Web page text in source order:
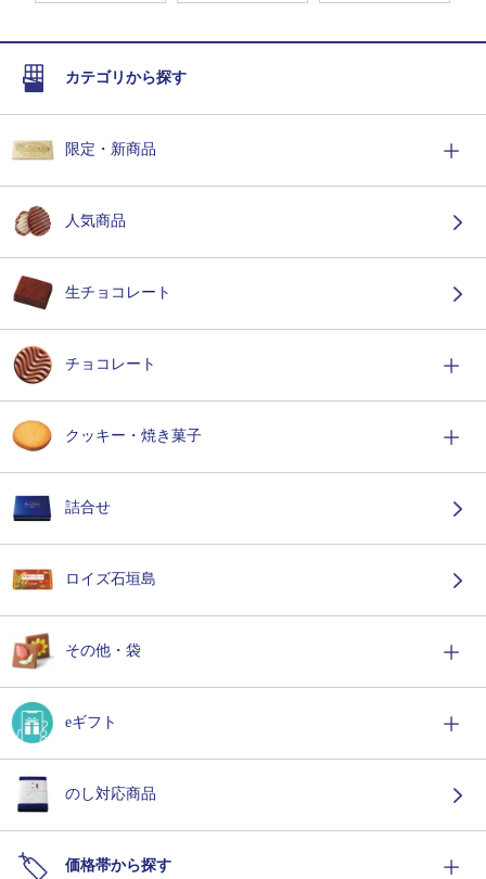
カテゴリから探す
限定・新商品
人気商品
生チョコレート
チョコレート
クッキー・焼き菓子
詰合せ
ロイズ石垣島
その他・袋
eギフト
のし対応商品
価格帯から探す